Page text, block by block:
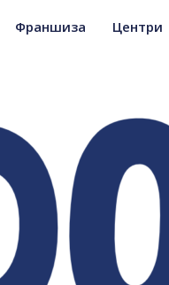
Франшиза Центри